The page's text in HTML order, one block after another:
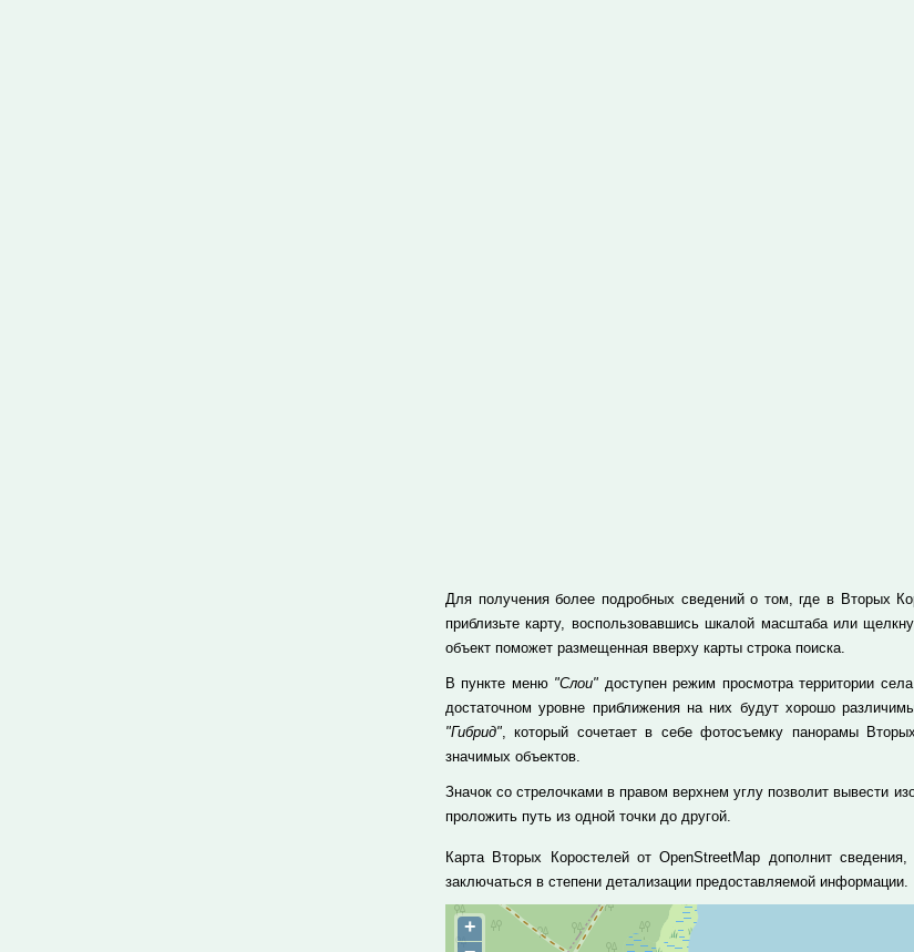
Для получения более подробных сведений о том, где в Вторых
приблизьте карту, воспользовавшись шкалой масштаба или
объект поможет размещенная вверху карты строка поиска.
В пункте меню "Слои" доступен режим просмотра территории
достаточном уровне приближения на них будут хорошо
"Гибрид", который сочетает в себе фотосъемку панорамы
значимых объектов.
Значок со стрелочками в правом верхнем углу позволит вывести
проложить путь из одной точки до другой.
Карта Вторых Коростелей от OpenStreetMap дополнит
заключаться в степени детализации предоставляемой информации.
+